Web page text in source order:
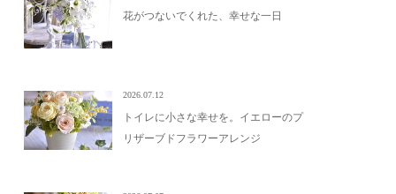
花がつないでくれた、幸せな一日
2026.07.12
トイレに小さな幸せを。イエローのプ
リザーブドフラワーアレンジ